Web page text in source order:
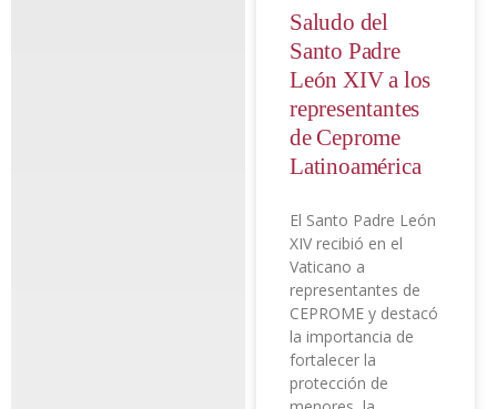
Saludo del
Santo Padre
León XIV a los
representantes
de Ceprome
Latinoamérica
El Santo Padre León
XIV recibió en el
Vaticano a
representantes de
CEPROME y destacó
la importancia de
fortalecer la
protección de